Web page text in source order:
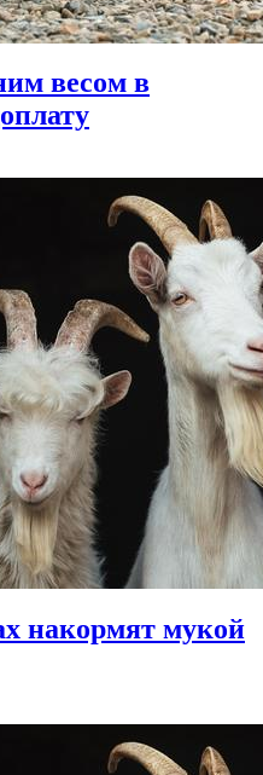
весом в
накормят мукой